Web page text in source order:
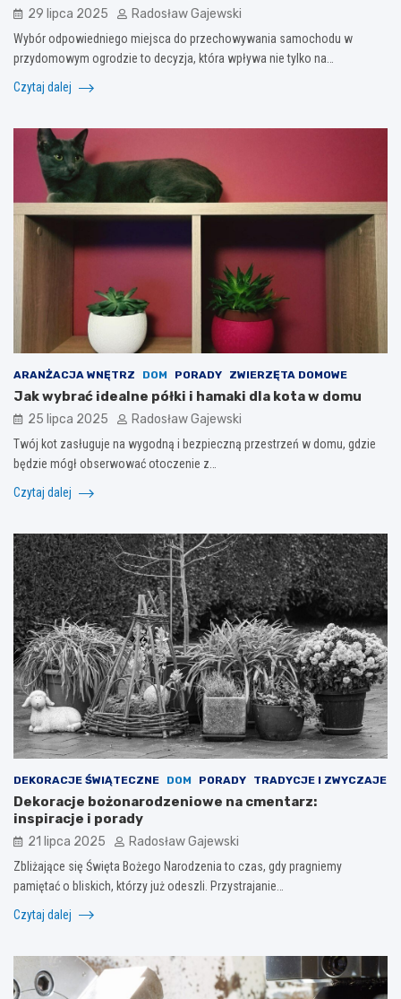
29 lipca 2025 Radosław Gajewski
Wybór odpowiedniego miejsca do przechowywania samochodu w
przydomowym ogrodzie to decyzja, która wpływa nie tylko na…
Czytaj dalej
ARANŻACJA WNĘTRZ DOM PORADY ZWIERZĘTA DOMOWE
Jak wybrać idealne półki i hamaki dla kota w domu
25 lipca 2025 Radosław Gajewski
Twój kot zasługuje na wygodną i bezpieczną przestrzeń w domu, gdzie
będzie mógł obserwować otoczenie z…
Czytaj dalej
DEKORACJE ŚWIĄTECZNE DOM PORADY TRADYCJE I ZWYCZAJE
Dekoracje bożonarodzeniowe na cmentarz:
inspiracje i porady
21 lipca 2025 Radosław Gajewski
Zbliżające się Święta Bożego Narodzenia to czas, gdy pragniemy
pamiętać o bliskich, którzy już odeszli. Przystrajanie…
Czytaj dalej